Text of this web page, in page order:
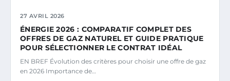
27 AVRIL 2026
ÉNERGIE 2026 : COMPARATIF COMPLET DES
OFFRES DE GAZ NATUREL ET GUIDE PRATIQUE
POUR SÉLECTIONNER LE CONTRAT IDÉAL
EN BREF Évolution des critères pour choisir une offre de gaz
en 2026 Importance de…